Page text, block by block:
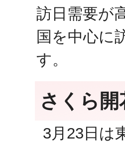
訪日需要が
国を中心に
す。
さくら
3月23日は